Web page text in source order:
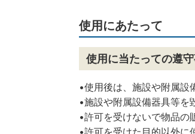
使用にあたって
使用に当たっての遵
•使用後は、施設や附属設
•施設や附属設備器具等を
•許可を受けないで物品の
•許可を受けた目的以外に